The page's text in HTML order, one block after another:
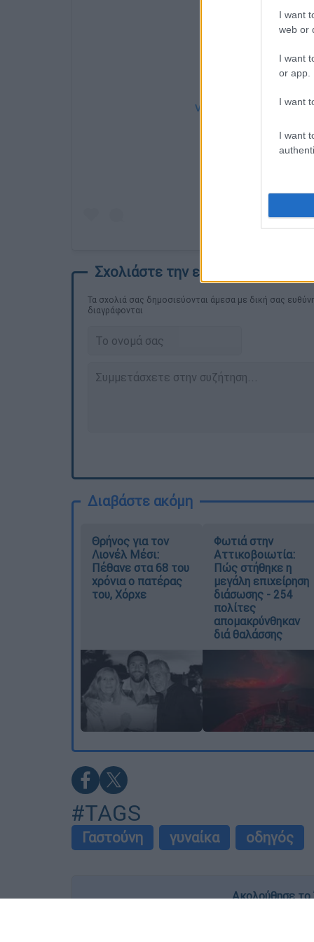
I want
web or
I want
or app.
I want
I want
View this post on
Τα σχολιά σας δημοσιεύονται άμεσα με δική σας
διαγράφονται
Διαβάστε ακόμη
Θρήνος για τον
Λιονέλ Μέσι:
Πέθανε στα 68 του
χρόνια ο πατέρας
του, Χόρχε
Φωτιά στην
Αττικοβοιωτία:
Πώς στήθηκε η
μεγάλη επιχείρηση
διάσωσης - 254
πολίτες
απομακρύνθηκαν
διά θαλάσσης
#TAGS
Γαστούνη γυναίκα οδηγός
Ακολούθησε το